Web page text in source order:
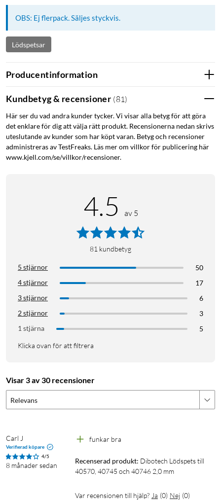
OBS: Ej flerpack. Säljes styckvis.
Lödspetsar
Producentinformation
Kundbetyg & recensioner (81 )
Här ser du vad andra kunder tycker. Vi visar alla betyg för att göra
det enklare för dig att välja rätt produkt. Recensionerna nedan skrivs
uteslutande av kunder som har köpt varan. Betyg och recensioner
administreras av TestFreaks. Läs mer om villkor för publicering här
www.kjell.com/se/villkor/recensioner.
4.5 av 5
81 kundbetyg
5 stjärnor
50
4 stjärnor
17
3 stjärnor
6
2 stjärnor
3
1 stjärna
5
Klicka ovan för att filtrera
Visar 3 av 30 recensioner
Relevans
Carl J
Verifierad köpare
4/5
8 månader sedan
funkar bra
Recenserad produkt: Dibotech Lödspets till
40570, 40745 och 40746 2,0 mm
Var recensionen till hjälp? Ja (0) Nej (0)